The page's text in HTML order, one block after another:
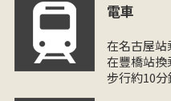
電車
在名古屋站
在豐橋站換
步行約10分